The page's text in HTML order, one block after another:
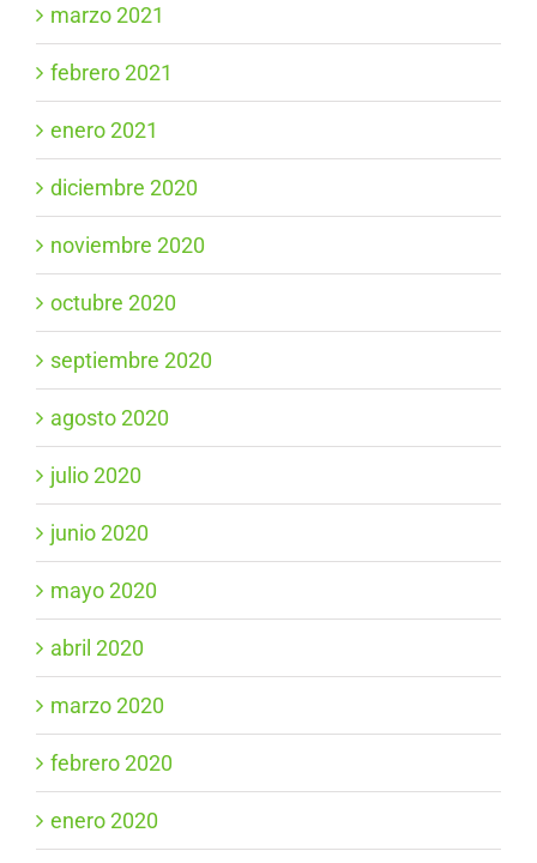
marzo 2021
febrero 2021
enero 2021
diciembre 2020
noviembre 2020
octubre 2020
septiembre 2020
agosto 2020
julio 2020
junio 2020
mayo 2020
abril 2020
marzo 2020
febrero 2020
enero 2020